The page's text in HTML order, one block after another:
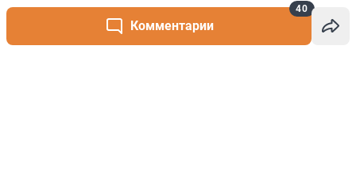
Комментарии
40